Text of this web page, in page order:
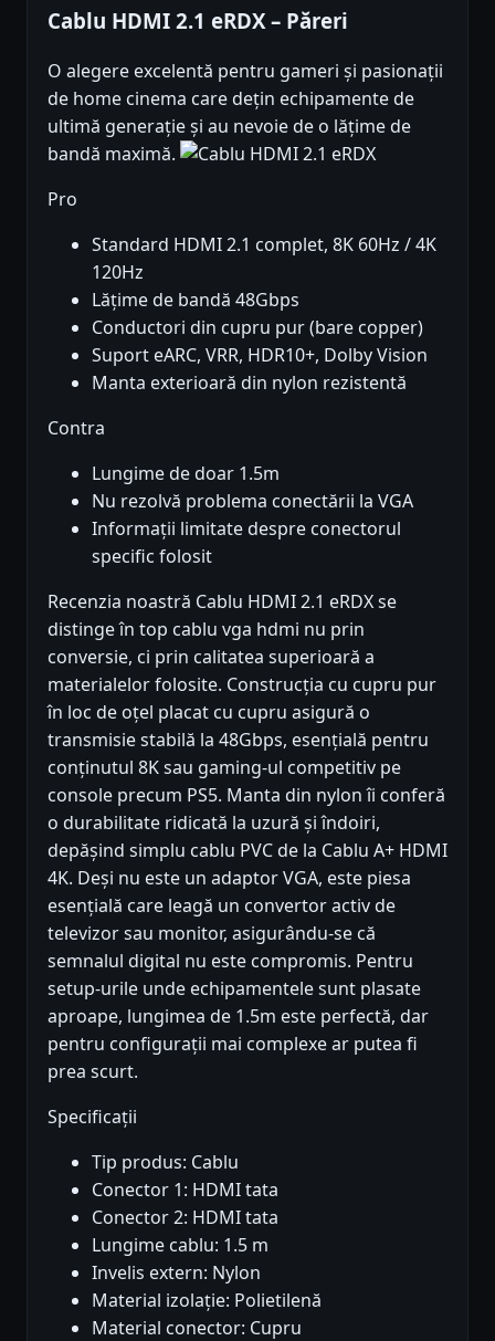
Cablu HDMI 2.1 eRDX – Păreri
O alegere excelentă pentru gameri și pasionații
de home cinema care dețin echipamente de
ultimă generație și au nevoie de o lățime de
bandă maximă.
Pro
Standard HDMI 2.1 complet, 8K 60Hz / 4K
120Hz
Lățime de bandă 48Gbps
Conductori din cupru pur (bare copper)
Suport eARC, VRR, HDR10+, Dolby Vision
Manta exterioară din nylon rezistentă
Contra
Lungime de doar 1.5m
Nu rezolvă problema conectării la VGA
Informații limitate despre conectorul
specific folosit
Recenzia noastră Cablu HDMI 2.1 eRDX se
distinge în top cablu vga hdmi nu prin
conversie, ci prin calitatea superioară a
materialelor folosite. Construcția cu cupru pur
în loc de oțel placat cu cupru asigură o
transmisie stabilă la 48Gbps, esențială pentru
conținutul 8K sau gaming-ul competitiv pe
console precum PS5. Manta din nylon îi conferă
o durabilitate ridicată la uzură și îndoiri,
depășind simplu cablu PVC de la Cablu A+ HDMI
4K. Deși nu este un adaptor VGA, este piesa
esențială care leagă un convertor activ de
televizor sau monitor, asigurându-se că
semnalul digital nu este compromis. Pentru
setup-urile unde echipamentele sunt plasate
aproape, lungimea de 1.5m este perfectă, dar
pentru configurații mai complexe ar putea fi
prea scurt.
Specificații
Tip produs: Cablu
Conector 1: HDMI tata
Conector 2: HDMI tata
Lungime cablu: 1.5 m
Invelis extern: Nylon
Material izolație: Polietilenă
Material conector: Cupru